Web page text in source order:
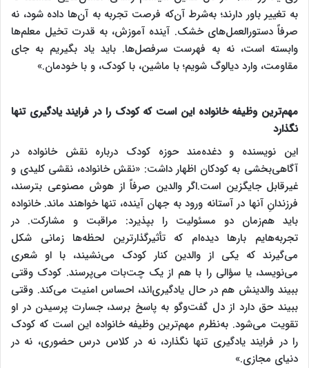
به تغییر باور دارند؛ به‌شرط آن‌که فرصت تجربه به آن‌ها داده شود، نه
صرفاً دستورالعمل‌های خشک. آینده آموزش، به قدرت تخیل معلم‌ها
وابسته است، نه به فهرست سرفصل‌ها. باید یاد بگیریم به جای
مقاومت، وارد دیالوگ شویم؛ با ماشین، با کودک، و با خودمان.»
مهم‌ترین وظیفه خانواده این است که کودک را در فرایند یادگیری تنها
نگذارد
این نویسنده و دغده‌مند حوزه کودک درباره نقش خانواده در
آگاهی‌بخشی به کودکان اظهار داشت: «نقش خانواده، نقشی کلیدی و
غیرقابل جایگزین است.اگر والدین صرفاً از هوش مصنوعی بترسند،
فرزندانِ آنها در آستانه ورود به جهان آینده، تنها خواهند ماند. خانواده
باید هم‌زمان دو مسئولیت را بپذیرد: مراقبت و مشارکت. در
تجربه‌هایم بارها دیده‌ام که تأثیرگذارترین لحظه‌ها زمانی شکل
می‌گیرند که یکی از والدین کنار کودک می‌نشیند، با او شعری
می‌نویسد، یا سؤالی را با هم از یک چت‌بات می‌پرسند. کودک وقتی
ببیند والدینش هم در حال یادگیری‌اند، احساس امنیت می‌کند. وقتی
ببیند حق دارد از دل گفت‌وگو به پاسخ برسد، جسارت پرسیدن در او
تقویت می‌شود. به‌نظرم مهم‌ترین وظیفه خانواده این است که کودک
را در فرایند یادگیری تنها نگذارد، نه در کلاس درس حضوری، نه در
دنیای مجازی.»